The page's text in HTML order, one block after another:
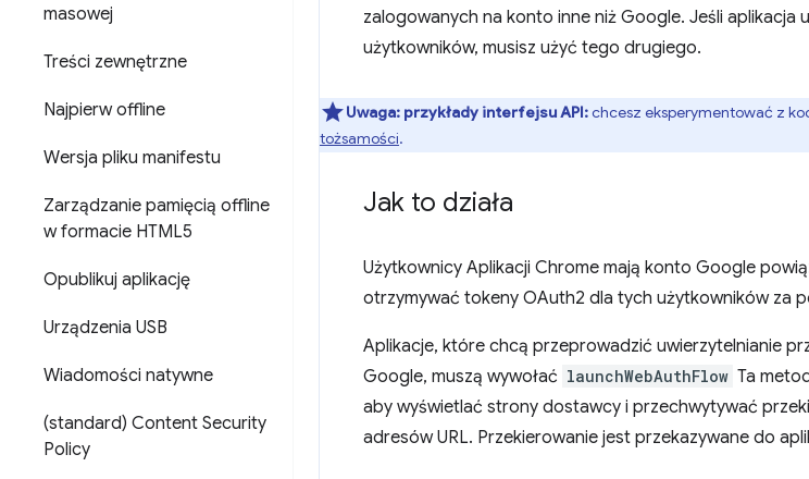
masowej
Treści zewnętrzne
Najpierw offline
Wersja pliku manifestu
Zarządzanie pamięcią offline
w formacie HTML5
Opublikuj aplikację
Urządzenia USB
Wiadomości natywne
(standard) Content Security
Policy
zalogowanych na konto inne niż Google. Jeśli aplikacja
użytkowników, musisz użyć tego drugiego.
Uwaga: przykłady interfejsu API:chcesz eksperymentować z
tożsamości.
Jak to działa
Użytkownicy Aplikacji Chrome mają konto Google
otrzymywać tokeny OAuth2 dla tych użytkowników za
Aplikacje, które chcą przeprowadzić uwierzytelnianie
Google, muszą wywołać launchWebAuthFlow Ta
aby wyświetlać strony dostawcy i przechwytywać
adresów URL. Przekierowanie jest przekazywane do